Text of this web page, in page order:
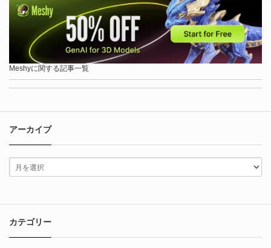
Meshyに関する記事一覧
アーカイブ
カテゴリー